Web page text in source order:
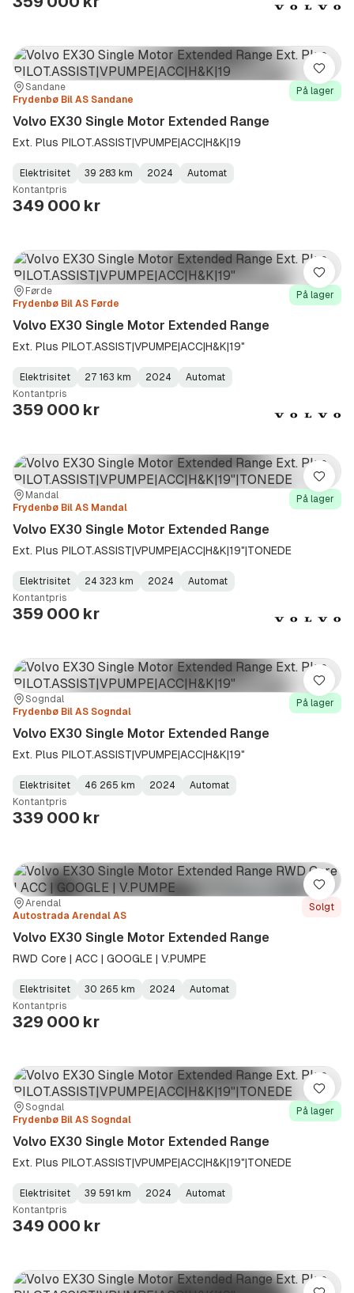
Sted:
Sandane
Forhandler:
Frydenbø Bil AS Sandane
På lager
Volvo EX30 Single Motor Extended Range
Ext. Plus PILOT.ASSIST|VPUMPE|ACC|H&K|19
Fuel
Type:
Elektrisitet
Kilometerstand:
39 283 km
Model
Year:
2024
Gearbox
Type:
Automat
Kontantpris
349 000 kr
Lagre
Sted:
Førde
Forhandler:
Frydenbø Bil AS Førde
På lager
Volvo EX30 Single Motor Extended Range
Ext. Plus PILOT.ASSIST|VPUMPE|ACC|H&K|19"
Fuel
Type:
Elektrisitet
Kilometerstand:
27 163 km
Model
Year:
2024
Gearbox
Type:
Automat
Kontantpris
359 000 kr
Lagre
Sted:Mandal
Forhandler:
Frydenbø Bil AS Mandal
På lager
Volvo EX30 Single Motor Extended Range
Ext. Plus PILOT.ASSIST|VPUMPE|ACC|H&K|19"|TONEDE
Fuel
Type:
Elektrisitet
Kilometerstand:
24 323 km
Model
Year:
2024
Gearbox
Type:
Automat
Kontantpris
359 000 kr
Lagre
Sted:
Sogndal
Forhandler:
Frydenbø Bil AS Sogndal
På lager
Volvo EX30 Single Motor Extended Range
Ext. Plus PILOT.ASSIST|VPUMPE|ACC|H&K|19"
Fuel
Type:
Elektrisitet
Kilometerstand:
46 265 km
Model
Year:
2024
Gearbox
Type:
Automat
Kontantpris
339 000 kr
Lagre
Sted:
Arendal
Forhandler:
Autostrada Arendal AS
Solgt
Volvo EX30 Single Motor Extended Range
RWD Core | ACC | GOOGLE | V.PUMPE
Fuel
Type:
Elektrisitet
Kilometerstand:
30 265 km
Model
Year:
2024
Gearbox
Type:
Automat
Kontantpris
329 000 kr
Lagre
Sted:
Sogndal
Forhandler:
Frydenbø Bil AS Sogndal
På lager
Volvo EX30 Single Motor Extended Range
Ext. Plus PILOT.ASSIST|VPUMPE|ACC|H&K|19"|TONEDE
Fuel
Type:
Elektrisitet
Kilometerstand:
39 591 km
Model
Year:
2024
Gearbox
Type:
Automat
Kontantpris
349 000 kr
Lagre